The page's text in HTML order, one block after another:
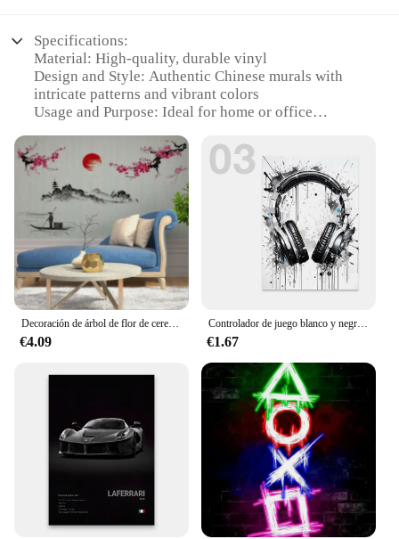
Specifications:
Material: High-quality, durable vinyl
Design and Style: Authentic Chinese murals with
intricate patterns and vibrant colors
Usage and Purpose: Ideal for home or office
Typical Adaptive Scenario: Versatile for various
interior spaces, from living rooms to offices
Shape or Size or Weight or Quantity: Available in
multiple sizes and sets to suit different room
dimensions
Performance and Property: Easy to apply and
remove, leaving no residue behind
Features:
**Embrace Cultural Aesthetics**
Step into a world of cultural charm with our murales
chinos adhesivos de pared, a collection of authentic
Chinese wall murals that bring the richness of
traditional artistry into your living space. These
vinyl decals are not just decorative pieces; they are
a celebration of Chinese culture and a testament to
the beauty of traditional art. With their intricate
patterns and vibrant colors, these murals are
designed to captivate and inspire, transforming any
room into a space that resonates with elegance and
sophistication.
Decoración de árbol de flor de cerezo Rosa japonés Sakura de estilo chino, calcomanías murales, pegatina de pared, póster, papel tapiz, decoración
€4.09
Controlador de juego blanco y negro, carteles artísticos de pared e impresiones, pinturas en lienzo, imágenes murales para decoración de sala de juegos, regalo para jugadores
€1.67